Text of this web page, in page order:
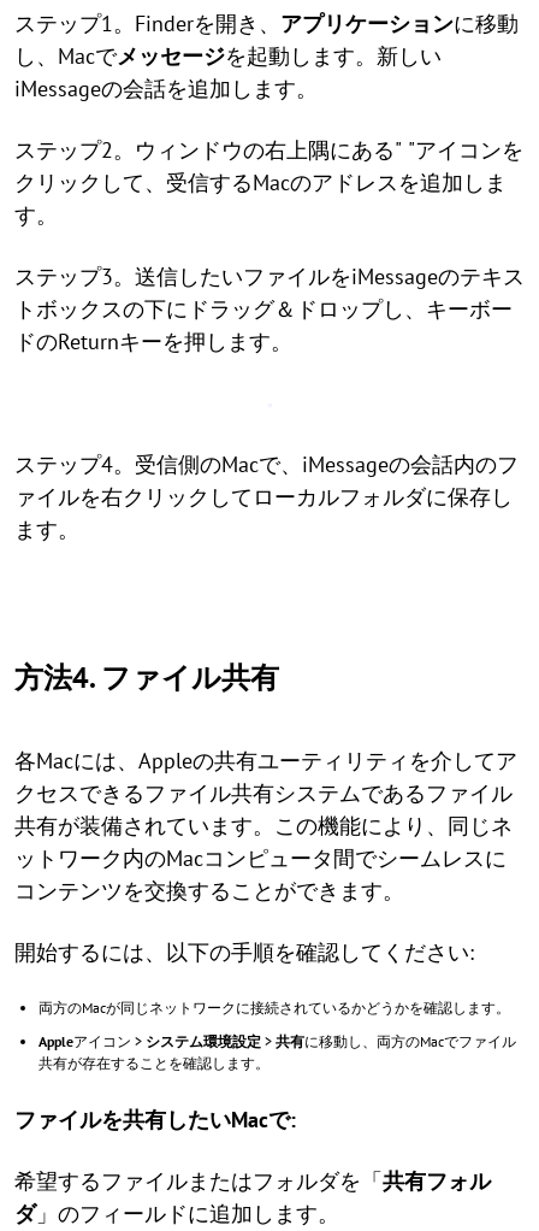
ステップ1。Finderを開き、 アプリケーションに移動
し、Macでメッセージを起動します。新しい
iMessageの会話を追加します。
ステップ2。ウィンドウの右上隅にある" "アイコンを
クリックして、受信するMacのアドレスを追加しま
す。
ステップ3。送信したいファイルをiMessageのテキス
トボックスの下にドラッグ＆ドロップし、キーボー
ドのReturnキーを押します。
ステップ4。受信側のMacで、iMessageの会話内のフ
ァイルを右クリックしてローカルフォルダに保存し
ます。
方法4. ファイル共有
各Macには、Appleの共有ユーティリティを介してア
クセスできるファイル共有システムであるファイル
共有が装備されています。この機能により、同じネ
ットワーク内のMacコンピュータ間でシームレスに
コンテンツを交換することができます。
開始するには、以下の手順を確認してください:
両方のMacが同じネットワークに接続されているかどうかを確認します。
Appleアイコン > システム環境設定 > 共有に移動し、両方のMacでファイル
共有が存在することを確認します。
ファイルを共有したいMacで:
希望するファイルまたはフォルダを「共有フォル
ダ」のフィールドに追加します。